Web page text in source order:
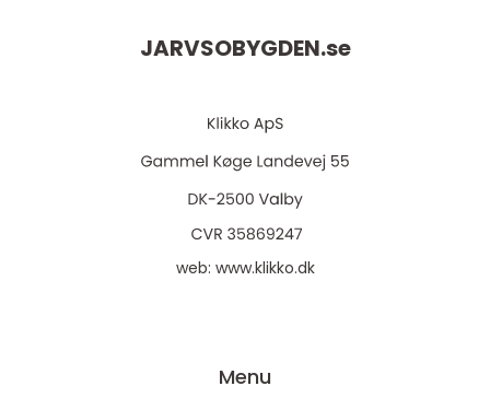
JARVSOBYGDEN.se
web: www.klikko.dk
Menu